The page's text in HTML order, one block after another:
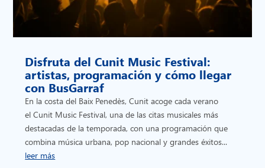
Disfruta del Cunit Music Festival:
artistas, programación y cómo llegar
con BusGarraf
En la costa del Baix Penedès, Cunit acoge cada verano
el Cunit Music Festival, una de las citas musicales más
destacadas de la temporada, con una programación que
combina música urbana, pop nacional y grandes éxitos...
leer más